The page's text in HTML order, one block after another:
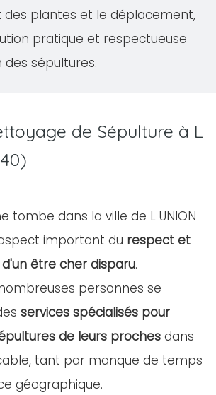
des plantes et le déplacement,
pratique et respectueuse
sépultures.
de Sépulture à L
tombe dans la ville de L UNION
important du respect et
être cher disparu.
personnes se
services spécialisés pour
de leurs proches dans
tant par manque de temps
géographique.